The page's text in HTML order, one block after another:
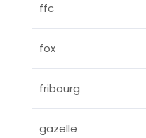
ffc
fox
fribourg
gazelle